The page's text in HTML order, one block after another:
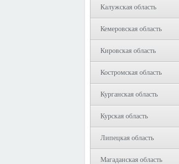
Калужская область
Кемеровская область
Кировская область
Костромская область
Курганская область
Курская область
Липецкая область
Магаданская область